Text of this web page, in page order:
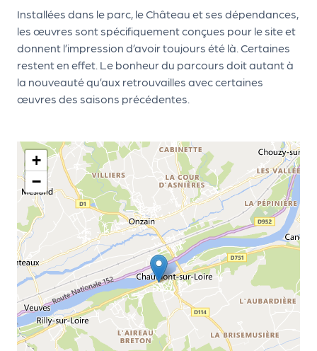
Installées dans le parc, le Château et ses dépendances,
les œuvres sont spécifiquement conçues pour le site et
donnent l’impression d’avoir toujours été là. Certaines
restent en effet. Le bonheur du parcours doit autant à
la nouveauté qu’aux retrouvailles avec certaines
œuvres des saisons précédentes.
+
−
L
e
k
it
d
l'
o
r
g
a
n
i
s
a